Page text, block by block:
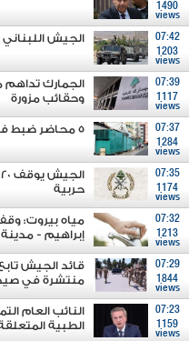
1490
views
07:42
1203
views
الجيش
07:39
1117
views
الجمارك تداهم
وحقائب مزورة
07:37
1284
views
5 محاضر ضبط في حق أصحاب مولدات مخالفين
07:35
1174
views
حربية
07:32
1213
views
مياه بيروت:
إبراهيم -
07:29
1844
views
قائد الجيش
منتشرة في
07:23
1159
views
النائب العام
الطبية